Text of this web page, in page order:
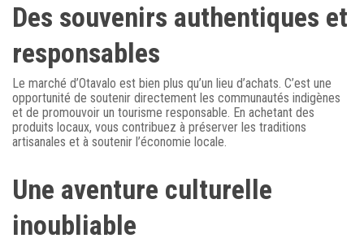
Des souvenirs authentiques et
responsables
Le marché d’Otavalo est bien plus qu’un lieu d’achats. C’est une
opportunité de soutenir directement les communautés indigènes
et de promouvoir un tourisme responsable. En achetant des
produits locaux, vous contribuez à préserver les traditions
artisanales et à soutenir l’économie locale.
Une aventure culturelle
inoubliable